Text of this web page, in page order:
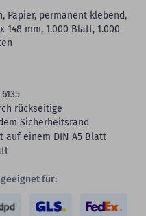
Papier, permanent klebend,
148 mm, 1.000 Blatt, 1.000
rückseitige
Sicherheitsrand
auf einem DIN A5 Blatt
für: